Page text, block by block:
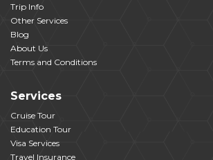
Trip Info
Other Services
Blog
About Us
Terms and Conditions
Services
Cruise Tour
Education Tour
Visa Services
Travel Insurance